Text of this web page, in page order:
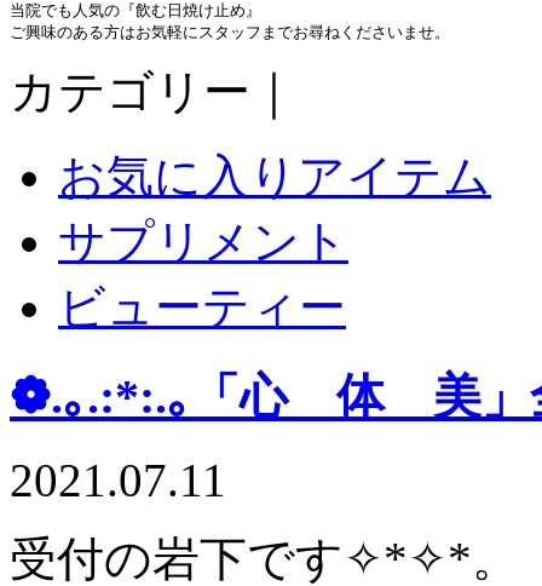
当院でも人気の『飲む日焼け止め』
ご興味のある方はお気軽にスタッフまでお尋ねくださいませ。
カテゴリー｜
お気に入りアイテム
サプリメント
ビューティー
❁.｡.:*:.｡「心 体 美」
2021.07.11
受付の岩下です✧︎*✧︎*。